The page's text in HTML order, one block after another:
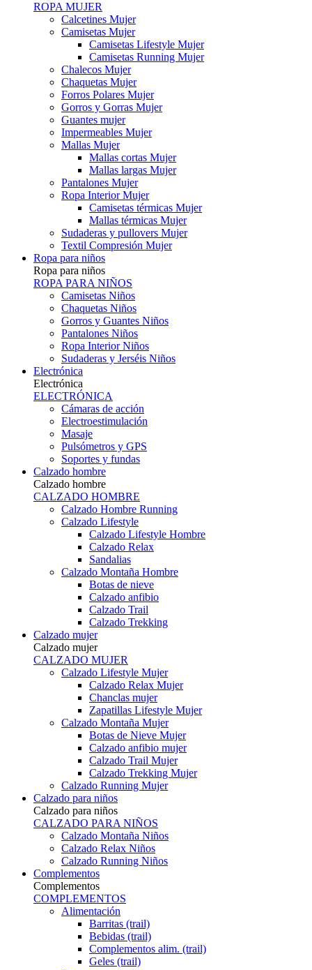
ROPA MUJER
Calcetines Mujer
Camisetas Mujer
Camisetas Lifestyle Mujer
Camisetas Running Mujer
Chalecos Mujer
Chaquetas Mujer
Forros Polares Mujer
Gorros y Gorras Mujer
Guantes mujer
Impermeables Mujer
Mallas Mujer
Mallas cortas Mujer
Mallas largas Mujer
Pantalones Mujer
Ropa Interior Mujer
Camisetas térmicas Mujer
Mallas térmicas Mujer
Sudaderas y pullovers Mujer
Textil Compresión Mujer
Ropa para niños
Ropa para niños
ROPA PARA NIÑOS
Camisetas Niños
Chaquetas Niños
Gorros y Guantes Niños
Pantalones Niños
Ropa Interior Niños
Sudaderas y Jerséis Niños
Electrónica
Electrónica
ELECTRÓNICA
Cámaras de acción
Electroestimulación
Masaje
Pulsómetros y GPS
Soportes y fundas
Calzado hombre
Calzado hombre
CALZADO HOMBRE
Calzado Hombre Running
Calzado Lifestyle
Calzado Lifestyle Hombre
Calzado Relax
Sandalias
Calzado Montaña Hombre
Botas de nieve
Calzado anfibio
Calzado Trail
Calzado Trekking
Calzado mujer
Calzado mujer
CALZADO MUJER
Calzado Lifestyle Mujer
Calzado Relax Mujer
Chanclas mujer
Zapatillas Lifestyle Mujer
Calzado Montaña Mujer
Botas de Nieve Mujer
Calzado anfibio mujer
Calzado Trail Mujer
Calzado Trekking Mujer
Calzado Running Mujer
Calzado para niños
Calzado para niños
CALZADO PARA NIÑOS
Calzado Montaña Niños
Calzado Relax Niños
Calzado Running Niños
Complementos
Complementos
COMPLEMENTOS
Alimentación
Barritas (trail)
Bebidas (trail)
Complementos alim. (trail)
Geles (trail)